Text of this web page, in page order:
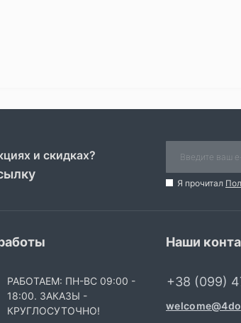
и скидках?
Я прочитал
РАБОТАЕМ: ПН-ВС 09:00 -
18:00. ЗАКАЗЫ -
КРУГЛОСУТОЧНО!
Наши
+38 (099)